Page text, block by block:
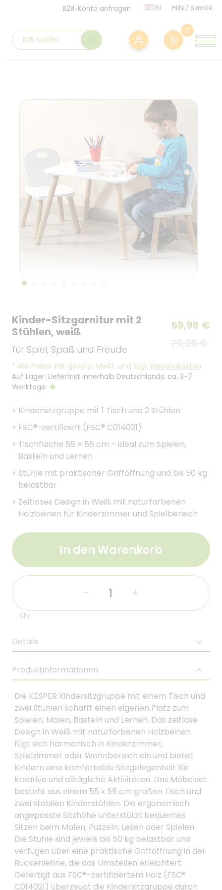
B2B-Konto anfragen EN Hilfe / Service
0
Kinder-Sitzgarnitur mit 2
Stühlen, weiß
für Spiel, Spaß und Freude
59,99 €
* Alle Preise inkl. gesetzl. MwSt. und zzgl. Versandkosten.
Auf Lager. Lieferfrist innerhalb Deutschlands: ca. 3-7
Werktage
> Kindersitzgruppe mit 1 Tisch und 2 Stühlen
> FSC®-zertifiziert (FSC® C014021)
> Tischfläche 55 × 55 cm – ideal zum Spielen,
Basteln und Lernen
> Stühle mit praktischer Grifföffnung und bis 50 kg
belastbar
> Zeitloses Design in Weiß mit naturfarbenen
Holzbeinen für Kinderzimmer und Spielbereich
In den Warenkorb
- +
Stk
Details
Produktinformationen
Die KESPER Kindersitzgruppe mit einem Tisch und
zwei Stühlen schafft einen eigenen Platz zum
Spielen, Malen, Basteln und Lernen. Das zeitlose
Design in Weiß mit naturfarbenen Holzbeinen
fügt sich harmonisch in Kinderzimmer,
Spielzimmer oder Wohnbereich ein und bietet
Kindern eine komfortable Sitzgelegenheit für
kreative und alltägliche Aktivitäten. Das Möbelset
besteht aus einem 55 x 55 cm großen Tisch und
zwei stabilen Kinderstühlen. Die ergonomisch
angepasste Sitzhöhe unterstützt bequemes
Sitzen beim Malen, Puzzeln, Lesen oder Spielen.
Die Stühle sind jeweils bis 50 kg belastbar und
verfügen über eine praktische Grifföffnung in der
Rückenlehne, die das Umstellen erleichtert.
Gefertigt aus FSC®-zertifiziertem Holz (FSC®
C014021) überzeugt die Kindersitzgruppe durch